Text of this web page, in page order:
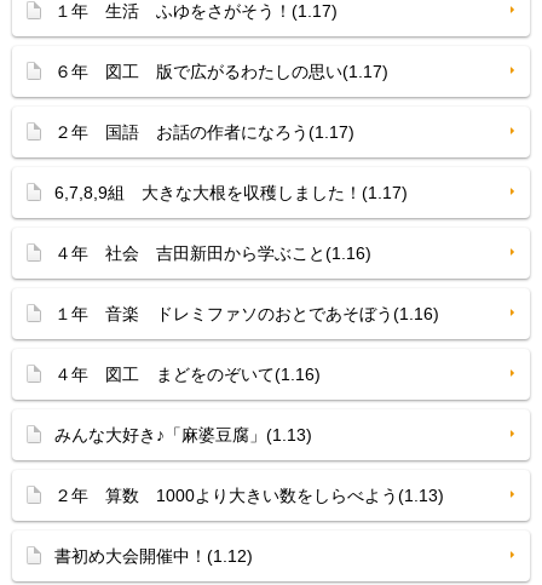
１年 生活 ふゆをさがそう！(1.17)
６年 図工 版で広がるわたしの思い(1.17)
２年 国語 お話の作者になろう(1.17)
6,7,8,9組 大きな大根を収穫しました！(1.17)
４年 社会 吉田新田から学ぶこと(1.16)
１年 音楽 ドレミファソのおとであそぼう(1.16)
４年 図工 まどをのぞいて(1.16)
みんな大好き♪「麻婆豆腐」(1.13)
２年 算数 1000より大きい数をしらべよう(1.13)
書初め大会開催中！(1.12)